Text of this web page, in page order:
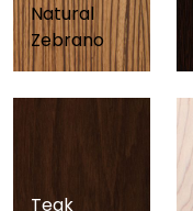
Natural
Zebrano
Teak